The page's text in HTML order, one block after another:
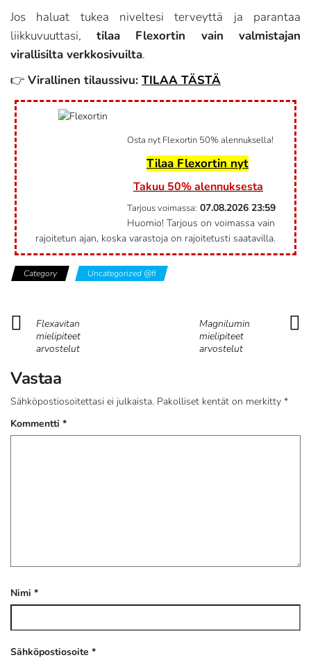
Jos haluat tukea niveltesi terveyttä ja parantaa
liikkuvuuttasi, tilaa Flexortin vain valmistajan
virallisilta verkkosivuilta.
👉 Virallinen tilaussivu: TILAA TÄSTÄ
Osta nyt Flexortin 50% alennuksella!
Tilaa Flexortin nyt
Takuu 50% alennuksesta
Tarjous voimassa: 07.08.2026 23:59
Huomio! Tarjous on voimassa vain
rajoitetun ajan, koska varastoja on rajoitetusti saatavilla.
Category Uncategorized @fi
Flexavitan
mielipiteet
arvostelut
Magnilumin
mielipiteet
arvostelut
Vastaa
Sähköpostiosoitettasi ei julkaista. Pakolliset kentät on merkitty *
Kommentti *
Nimi *
Sähköpostiosoite *